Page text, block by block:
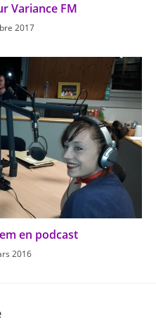
Variance FM
2017
en podcast
2016